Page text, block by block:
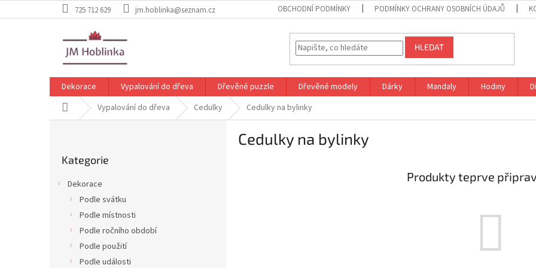
na
725 712 629 jm.hoblinka@seznam.cz OBCHODNÍ PODMÍNKY PODMÍNKY OCHRANY OSOBNÍCH ÚDAJŮ
HLEDAT
Dekorace Vypalování do dřeva Dřevěné puzzle Dřevěné modely Dárky Mandaly Hodiny
Domů Vypalování do dřeva Cedulky Cedulky na bylinky
kategorie
Kategorie
Dekorace
Podle svátku
Podle místnosti
Podle ročního období
Podle použití
Podle události
Cedulky na bylinky
Produkty teprve